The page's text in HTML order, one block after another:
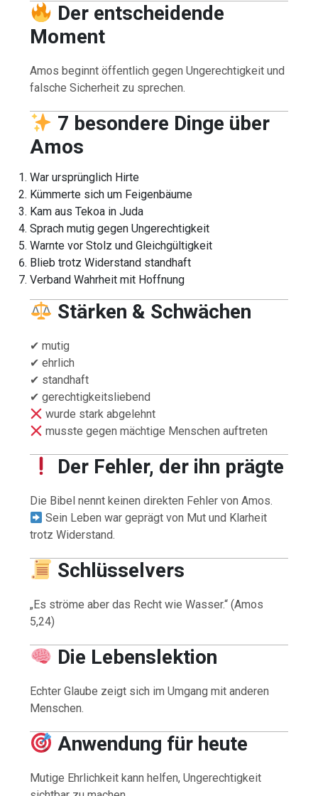
Der entscheidende
Moment
Amos beginnt öffentlich gegen Ungerechtigkeit und
falsche Sicherheit zu sprechen.
7 besondere Dinge über
Amos
War ursprünglich Hirte
Kümmerte sich um Feigenbäume
Kam aus Tekoa in Juda
Sprach mutig gegen Ungerechtigkeit
Warnte vor Stolz und Gleichgültigkeit
Blieb trotz Widerstand standhaft
Verband Wahrheit mit Hoffnung
Stärken & Schwächen
✔ mutig
✔ ehrlich
✔ standhaft
✔ gerechtigkeitsliebend
wurde stark abgelehnt
musste gegen mächtige Menschen auftreten
Der Fehler, der ihn prägte
Die Bibel nennt keinen direkten Fehler von Amos.
Sein Leben war geprägt von Mut und Klarheit
trotz Widerstand.
Schlüsselvers
„Es ströme aber das Recht wie Wasser.“ (Amos
5,24)
Die Lebenslektion
Echter Glaube zeigt sich im Umgang mit anderen
Menschen.
Anwendung für heute
Mutige Ehrlichkeit kann helfen, Ungerechtigkeit